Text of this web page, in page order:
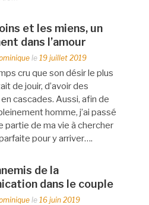
et les miens, un
dans l’amour
le 19 juillet 2019
cru que son désir le plus
de jouir, d’avoir des
cascades. Aussi, afin de
homme, j’ai passé
partie de ma vie à chercher
pour y arriver….
de la
dans le couple
le 16 juin 2019